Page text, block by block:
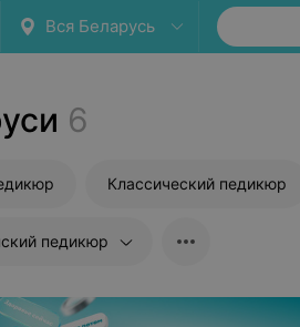
Вся Беларусь
6
Классический педикюр
педикюр